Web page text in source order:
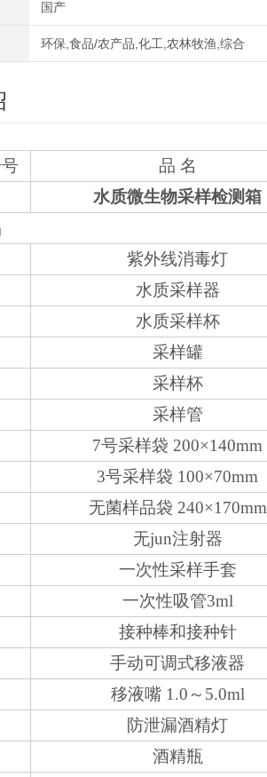
国产
环保,食品/农产品,化工,农林牧渔,综合
品 名
水质微生物采样检测箱
紫外线消毒灯
水质采样器
水质采样杯
采样罐
采样杯
采样管
7号采样袋 200×140mm
3号采样袋 100×70mm
无菌样品袋 240×170mm
无jun注射器
一次性采样手套
一次性吸管3ml
接种棒和接种针
手动可调式移液器
移液嘴 1.0～5.0ml
防泄漏酒精灯
酒精瓶